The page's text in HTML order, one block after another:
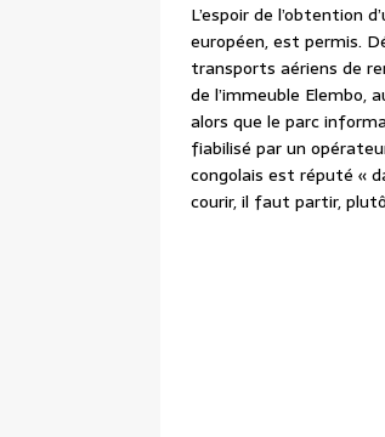
L’espoir de l’obtention
européen, est permis.
transports aériens de
de l’immeuble Elembo,
alors que le parc
fiabilisé par un
congolais est réputé «
courir, il faut partir,